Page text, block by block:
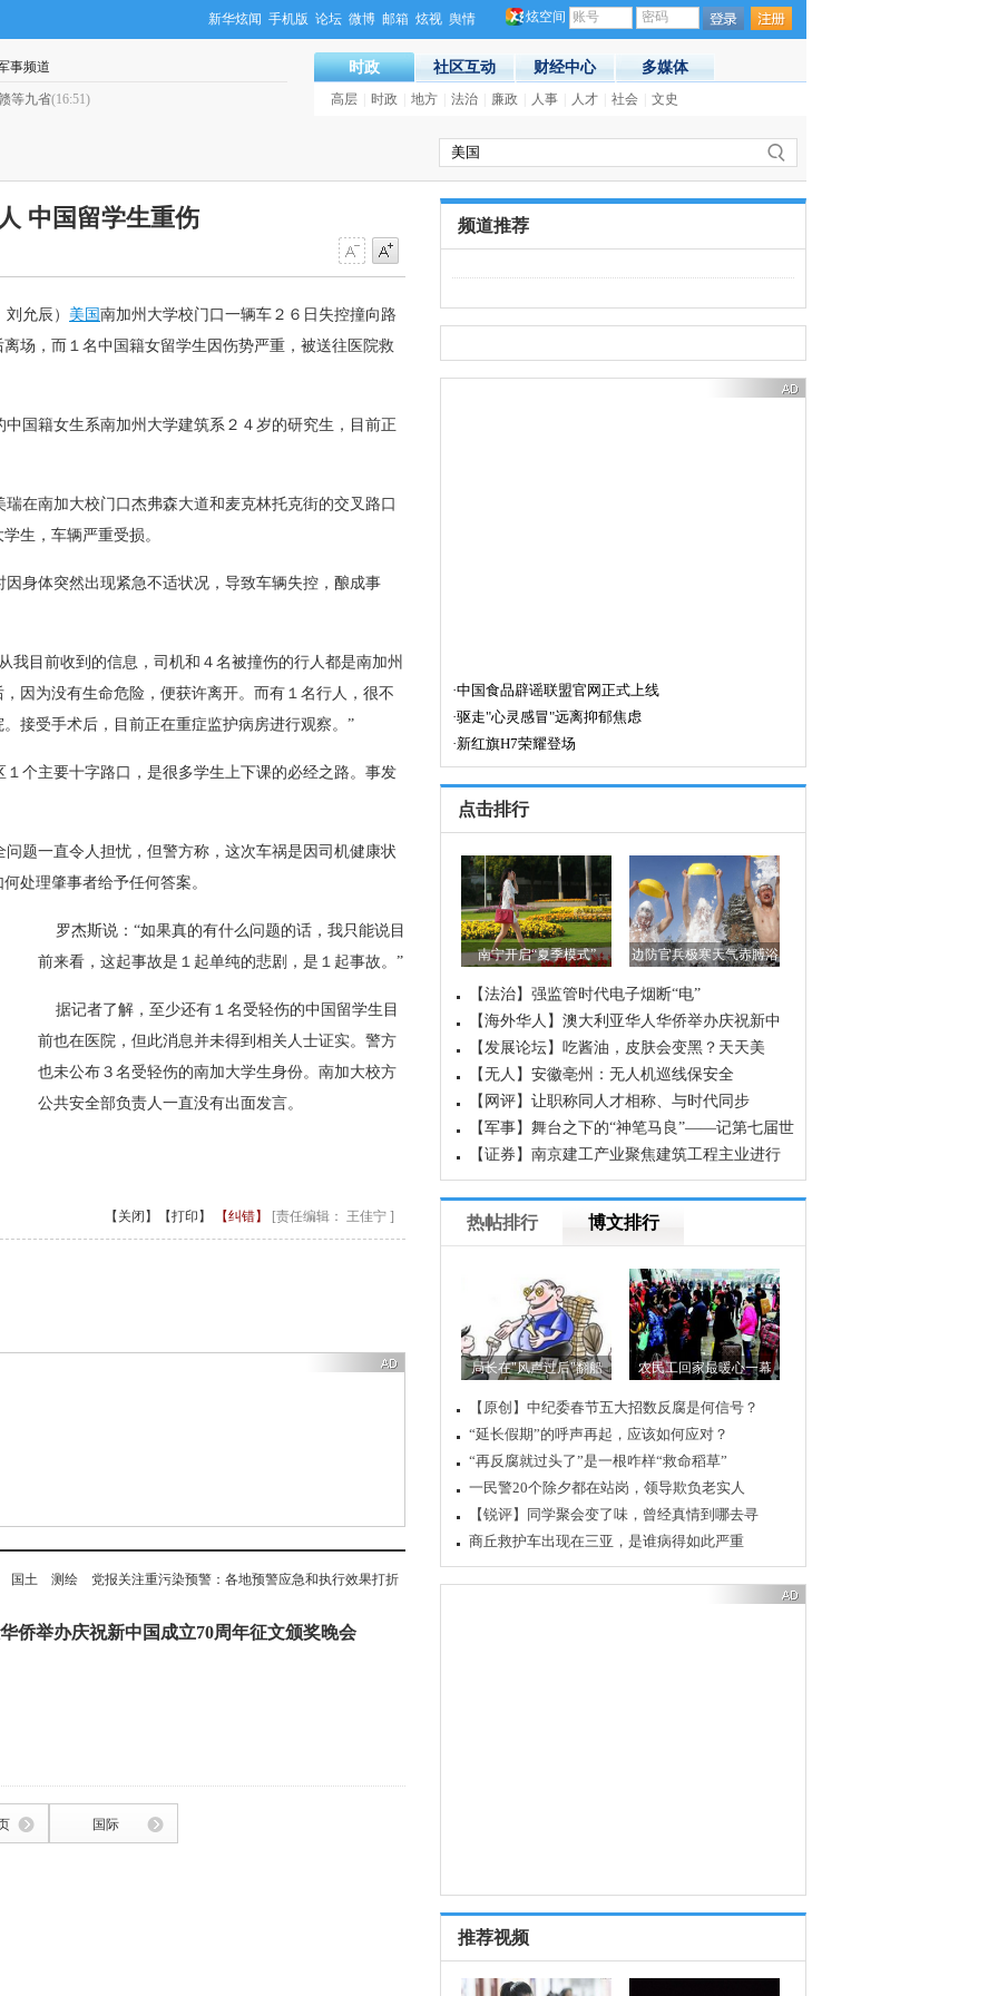
炫空间 账号 密码
新华炫闻 手机版 论坛 微博 邮箱 炫视 舆情
事频道
工商总局：近五成企业已公示２０１３年年报 (16:40) ·２７日中小板指涨０.９４％
时政 社区互动 财经中心 多媒体
高层 时政 地方 法治 廉政 人事 人才 社会 文史
中国留学生重伤
允辰） 美国 南加州大学校门口一辆车２６日失控撞向路
场，而１名中国籍女留学生因伤势严重，被送往医院救
国籍女生系南加州大学建筑系２４岁的研究生，目前正
在南加大校门口杰弗森大道和麦克林托克街的交叉路口
生，车辆严重受损。
身体突然出现紧急不适状况，导致车辆失控，酿成事
目前收到的信息，司机和４名被撞伤的行人都是南加州
因为没有生命危险，便获许离开。而有１名行人，很不
接受手术后，目前正在重症监护病房进行观察。”
个主要十字路口，是很多学生上下课的必经之路。事发
题一直令人担忧，但警方称，这次车祸是因司机健康状
处理肇事者给予任何答案。
罗杰斯说：“如果真的有什么问题的话，我只能说目
前来看，这起事故是１起单纯的悲剧，是１起事故。”
据记者了解，至少还有１名受轻伤的中国留学生目
前也在医院，但此消息并未得到相关人士证实。警方
也未公布３名受轻伤的南加大学生身份。南加大校方
公共安全部负责人一直没有出面发言。
【关闭】 【打印】 【纠错】 [责任编辑： 王佳宁 ]
国土 测绘 党报关注重污染预警：各地预警应急和执行效果打折
侨举办庆祝新中国成立70周年征文颁奖晚会
国际
频道推荐
点击排行
南宁开启“夏季模式”
边防官兵极寒天气赤膊浴
【法治】强监管时代电子烟断“电”
【海外华人】澳大利亚华人华侨举办庆祝新中
国成立70周年征文颁奖晚会
【发展论坛】吃酱油，皮肤会变黑？天天美
白，却不知道这些食物正在偷偷让你变黑
【无人】安徽亳州：无人机巡线保安全
【网评】让职称同人才相称、与时代同步
【军事】舞台之下的“神笔马良”——记第七届世
界军人运动会开幕式600余名场务保障官兵
【证券】南京建工产业聚焦建筑工程主业进行
重组
热帖排行 博文排行
您的故乡，变了吗 “女汉子”贾玲旧照
追梦路上：2015全国两会，我的梦想是……
[有奖征集]仅最后几天！分享春运图文故事
能否实现？网友期盼不动产登记两大功效
【回乡见闻】预感：三十年后中国无"农村"
回京后最后悔的事 商界大佬也“拼爹”？
如此亲密的日子，真的也就几年而已
推荐视频